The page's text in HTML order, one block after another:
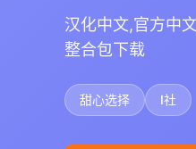
汉化中文,官方中
整合包下载
甜心选择 I社